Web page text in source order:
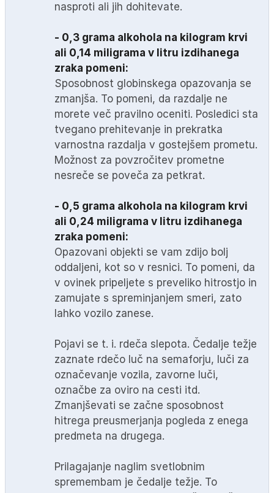
nasproti ali jih dohitevate.
- 0,3 grama alkohola na kilogram krvi
ali 0,14 miligrama v litru izdihanega
zraka pomeni:
Sposobnost globinskega opazovanja se
zmanjša. To pomeni, da razdalje ne
morete več pravilno oceniti. Posledici sta
tvegano prehitevanje in prekratka
varnostna razdalja v gostejšem prometu.
Možnost za povzročitev prometne
nesreče se poveča za petkrat.
- 0,5 grama alkohola na kilogram krvi
ali 0,24 miligrama v litru izdihanega
zraka pomeni:
Opazovani objekti se vam zdijo bolj
oddaljeni, kot so v resnici. To pomeni, da
v ovinek pripeljete s preveliko hitrostjo in
zamujate s spreminjanjem smeri, zato
lahko vozilo zanese.
Pojavi se t. i. rdeča slepota. Čedalje težje
zaznate rdečo luč na semaforju, luči za
označevanje vozila, zavorne luči,
označbe za oviro na cesti itd.
Zmanjševati se začne sposobnost
hitrega preusmerjanja pogleda z enega
predmeta na drugega.
Prilagajanje naglim svetlobnim
spremembam je čedalje težje. To